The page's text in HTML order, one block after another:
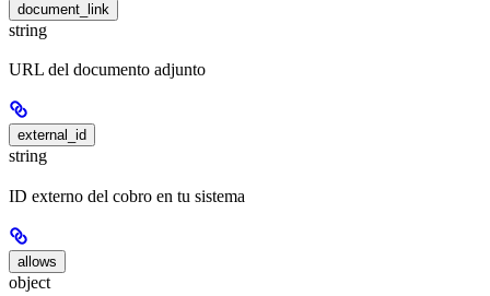
document_link
string
URL del documento adjunto
external_id
string
ID externo del cobro en tu sistema
allows
object